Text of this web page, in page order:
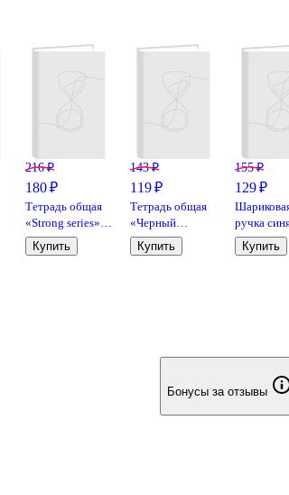
в ассортименте, выбор конкретного
216 ₽
180 ₽
Тетрадь общая
«Strong series»,
96 листов в
клетку, А5, в
Купить
143 ₽
119 ₽
Тетрадь общая
«Черный
бумвинил», 48
листов в клетку,
Купить
155 ₽
129 ₽
ручка
мм, MC
MunHwa
Купить
Бонусы за отзывы